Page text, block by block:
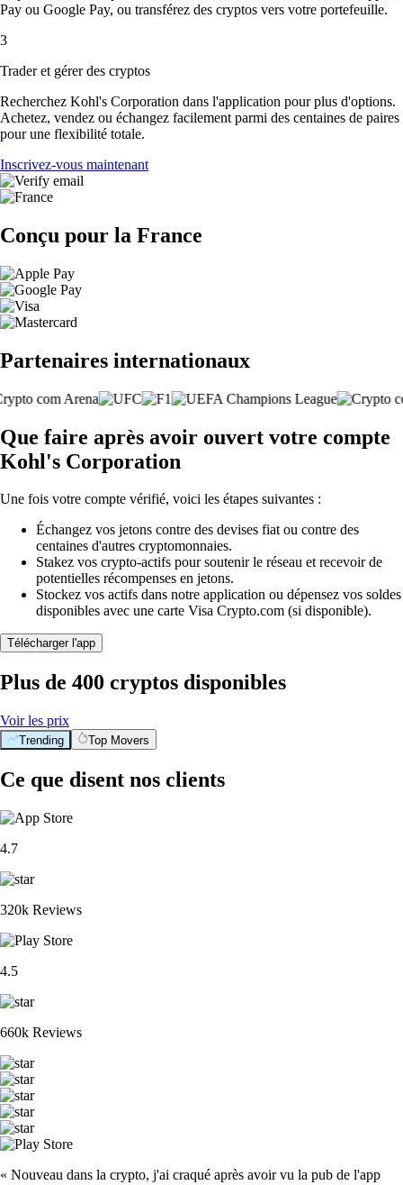
Pay ou Google Pay, ou transférez des cryptos vers votre portefeuille.
3
Trader et gérer des cryptos
Recherchez Kohl's Corporation dans l'application pour plus d'options.
Achetez, vendez ou échangez facilement parmi des centaines de paires
pour une flexibilité totale.
Inscrivez-vous maintenant
Conçu pour la France
Partenaires internationaux
Que faire après avoir ouvert votre compte
Kohl's Corporation
Une fois votre compte vérifié, voici les étapes suivantes :
Échangez vos jetons contre des devises fiat ou contre des
centaines d'autres cryptomonnaies.
Stakez vos crypto-actifs pour soutenir le réseau et recevoir de
potentielles récompenses en jetons.
Stockez vos actifs dans notre application ou dépensez vos soldes
disponibles avec une carte Visa Crypto.com (si disponible).
Télécharger l'app
Plus de 400 cryptos disponibles
Voir les prix
Trending Top Movers
Ce que disent nos clients
4.7
320k Reviews
4.5
660k Reviews
« Nouveau dans la crypto, j'ai craqué après avoir vu la pub de l'app